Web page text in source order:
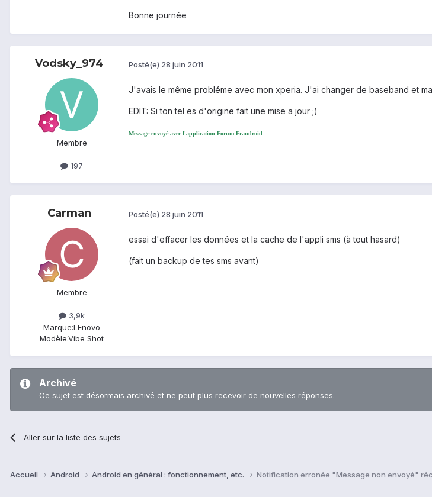
Bonne journée
Vodsky_974
Membre
197
Posté(e) 28 juin 2011
J'avais le même probléme avec mon xperia. J'ai changer de baseband et
EDIT: Si ton tel es d'origine fait une mise a jour ;)
Message envoyé avec l'application Forum Frandroid
Carman
Membre
3,9k
Marque:LEnovo
Modèle:Vibe Shot
Posté(e) 28 juin 2011
essai d'effacer les données et la cache de l'appli sms (à tout hasard)
(fait un backup de tes sms avant)
Archivé
Ce sujet est désormais archivé et ne peut plus recevoir de nouvelles réponses.
Aller sur la liste des sujets
Accueil Android Android en général : fonctionnement, etc. Notification erronée "Message non envoyé"